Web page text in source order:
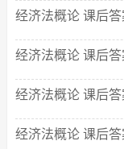
经济法概论 课后
经济法概论 课后
经济法概论 课后
经济法概论 课后